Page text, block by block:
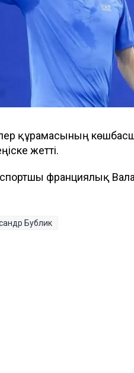
құрамасының
жетті.
франциялық
Бублик